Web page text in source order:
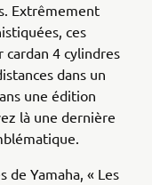
Extrêmement
ces
cardan 4 cylindres
dans un
une édition
là une dernière
de Yamaha, « Les